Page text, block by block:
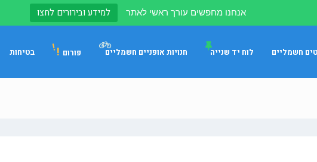
אנחנו מחפשים עורך ראשי לאתר למידע ובירורים לחצו
חשמליים לוח יד שנייה חנויות אופניים חשמליים פורום ! בטיחות